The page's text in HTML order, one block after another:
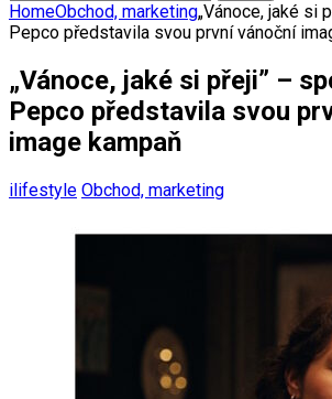
HomeObchod, marketing„Vánoce, jaké si
Pepco představila svou první vánoční
„Vánoce, jaké si přeji” –
Pepco představila svou
image kampaň
ilifestyle Obchod, marketing